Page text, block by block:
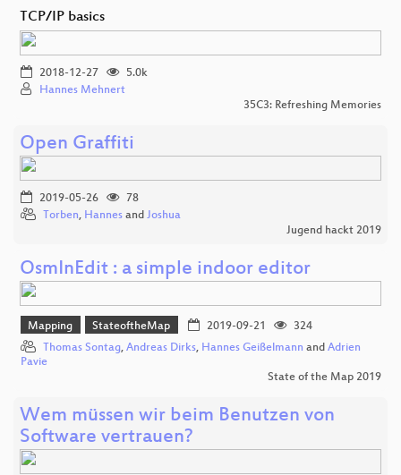
TCP/IP basics
2018-12-27
5.0k
Hannes Mehnert
35C3: Refreshing Memories
Open Graffiti
2019-05-26
78
Torben, Hannes and Joshua
Jugend hackt 2019
OsmInEdit : a simple indoor editor
Mapping StateoftheMap 2019-09-21
324
Thomas Sontag, Andreas Dirks, Hannes Geißelmann and Adrien
Pavie
State of the Map 2019
Wem müssen wir beim Benutzen von
Software vertrauen?